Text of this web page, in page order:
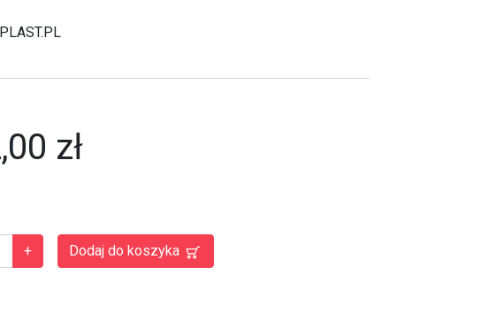
zł
+ Dodaj do koszyka